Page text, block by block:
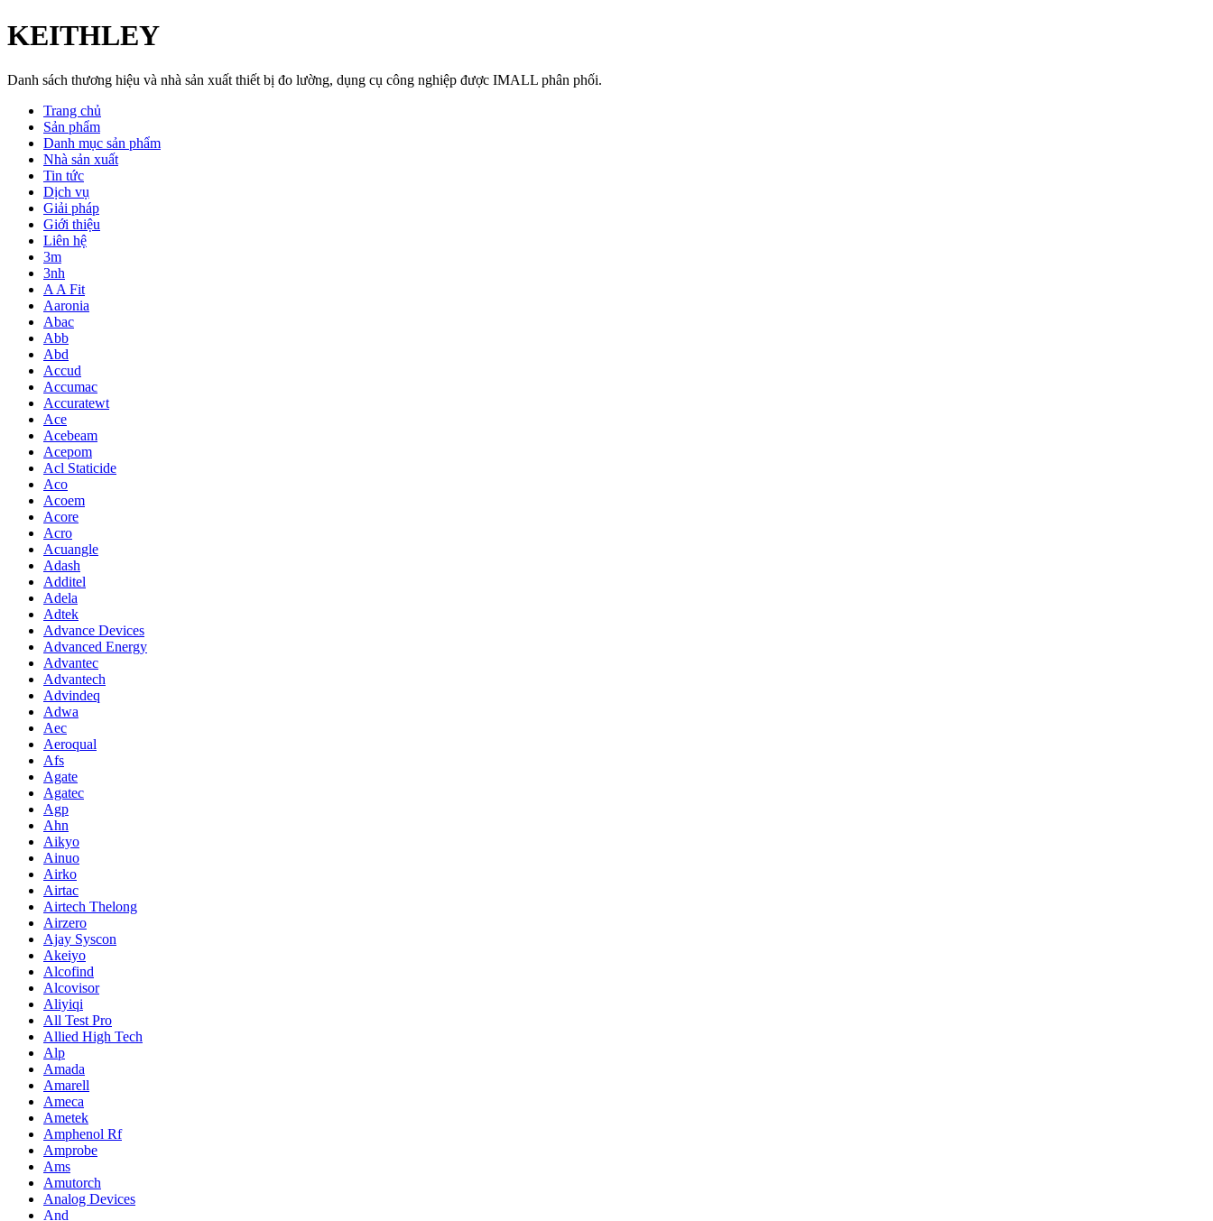
KEITHLEY
Danh sách thương hiệu và nhà sản xuất thiết bị đo lường, dụng cụ công nghiệp được IMALL phân phối.
Trang chủ
Sản phẩm
Danh mục sản phẩm
Nhà sản xuất
Tin tức
Dịch vụ
Giải pháp
Giới thiệu
Liên hệ
3m
3nh
A A Fit
Aaronia
Abac
Abb
Abd
Accud
Accumac
Accuratewt
Ace
Acebeam
Acepom
Acl Staticide
Aco
Acoem
Acore
Acro
Acuangle
Adash
Additel
Adela
Adtek
Advance Devices
Advanced Energy
Advantec
Advantech
Advindeq
Adwa
Aec
Aeroqual
Afs
Agate
Agatec
Agp
Ahn
Aikyo
Ainuo
Airko
Airtac
Airtech Thelong
Airzero
Ajay Syscon
Akeiyo
Alcofind
Alcovisor
Aliyiqi
All Test Pro
Allied High Tech
Alp
Amada
Amarell
Ameca
Ametek
Amphenol Rf
Amprobe
Ams
Amutorch
Analog Devices
And